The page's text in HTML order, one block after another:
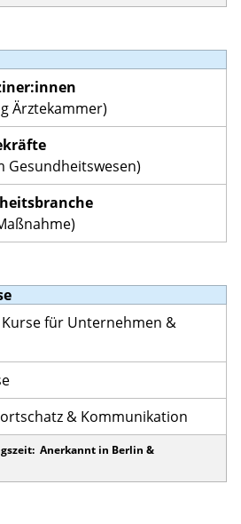
Ärztekammer)
Gesundheitswesen)
für Unternehmen &
& Kommunikation
Anerkannt in Berlin &